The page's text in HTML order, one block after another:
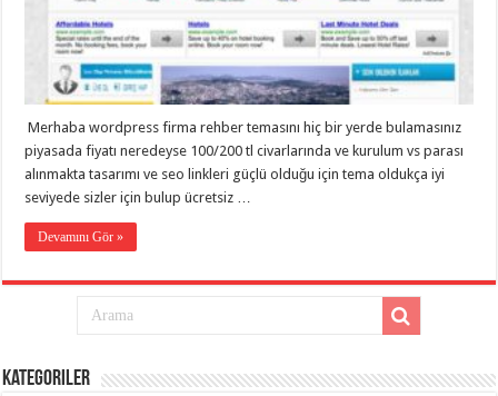
taşımacılık,
gaziantep
gaziantep
evden
taşımacılık,
gaziantep
taşımacılık,
evden
taşımacılık,
gaziantep
Merhaba wordpress firma rehber temasını hiç bir yerde bulamasınız
piyasada fiyatı neredeyse 100/200 tl civarlarında ve kurulum vs parası
alınmakta tasarımı ve seo linkleri güçlü olduğu için tema oldukça iyi
seviyede sizler için bulup ücretsiz …
Devamını Gör »
Kategoriler